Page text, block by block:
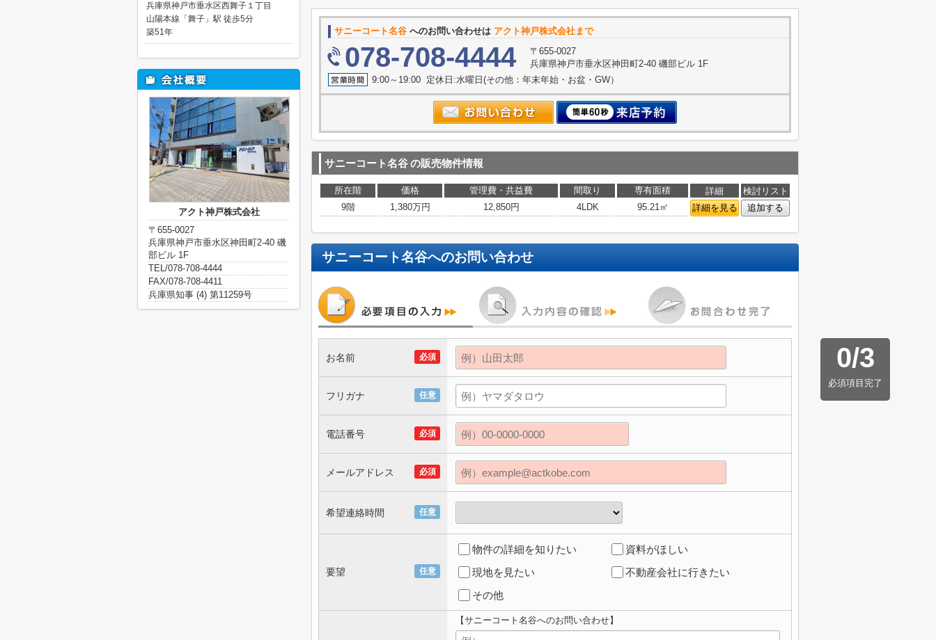
サニーコート名谷 へのお問い合わせは アクト神戸株式会社まで
078-708-4444
〒655-0027
兵庫県神戸市垂水区神田町2-40 磯部ビル 1F
9:00～19:00 定休日:水曜日(その他：年末年始・お盆・GW）
サニーコート名谷の販売物件情報
所在階 価格 管理費・共益費 間取り 専有面積 詳細
検討リスト
9階
1,380万円 12,850円 4LDK 95.21㎡ 詳細を見る 追加する
サニーコート名谷へのお問い合わせ
0/3
必須項目完了
必須
お名前
任意
フリガナ
必須
電話番号
必須
メールアドレス
任意
希望連絡時間
任意
要望
物件の詳細を知りたい
資料がほしい
現地を見たい
不動産会社に行きたい
その他
【サニーコート名谷へのお問い合わせ】
兵庫県神戸市垂水区西舞子１丁目
山陽本線「舞子」駅 徒歩5分
築51年
アクト神戸株式会社
〒655-0027
兵庫県神戸市垂水区神田町2-40 磯
部ビル 1F
TEL/078-708-4444
FAX/078-708-4411
兵庫県知事 (4) 第11259号